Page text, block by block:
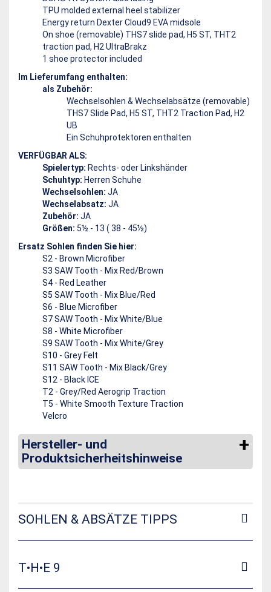
TPU molded external heel stabilizer
Energy return Dexter Cloud9 EVA midsole
On shoe (removable) THS7 slide pad, H5 ST, THT2
traction pad, H2 UltraBrakz
1 shoe protector included
Im Lieferumfang enthalten:
als Zubehör:
Wechselsohlen & Wechselabsätze (removable)
THS7 Slide Pad, H5 ST, THT2 Traction Pad, H2
UB
Ein Schuhprotektoren enthalten
VERFÜGBAR ALS:
Spielertyp: Rechts- oder Linkshänder
Schuhtyp: Herren Schuhe
Wechselsohlen: JA
Wechselabsatz: JA
Zubehör: JA
Größen: 5½ - 13 ( 38 - 45½)
Ersatz Sohlen finden Sie hier:
S2 - Brown Microfiber
S3 SAW Tooth - Mix Red/Brown
S4 - Red Leather
S5 SAW Tooth - Mix Blue/Red
S6 - Blue Microfiber
S7 SAW Tooth - Mix White/Blue
S8 - White Microfiber
S9 SAW Tooth - Mix White/Grey
S10 - Grey Felt
S11 SAW Tooth - Mix Black/Grey
S12 - Black ICE
T2 - Grey/Red Aerogrip Traction
T5 - White Smooth Texture Traction
Velcro
Hersteller- und
Produktsicherheitshinweise
SOHLEN & ABSÄTZE TIPPS
T•H•E 9